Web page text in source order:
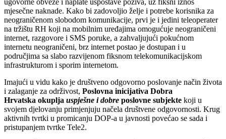
mjesečne naknade. Kako bi zadovoljio želje i potrebe korisnika za
neograničenom slobodom komunikacije, prvi je i jedini teleoperater
na tržištu RH koji na mobilnim uređajima omogućuje neograničeni
internet, razgovore i SMS poruke, a zahvaljujući pokućnom
internetu neograničeni, brz internet postao je dostupan i u
područjima sa slabo razvijenom fiksnom telekomunikacijskom
infrastrukturom i sporim internetom.
Imajući u vidu kako je društveno odgovorno poslovanje način života
i zalaganje za održivost, Poslovna inicijativa Dobra
Hrvatska okuplja uspješne i dobre poslovne subjekte koji u
svojem djelovanju primjenjuju načela društvene odgovornosti. Krug
aktivnih tvrtki u promicanju DOP-a u javnosti povećao se sada i
pristupanjem tvrtke Tele2.